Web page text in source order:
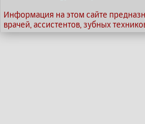
Информация на этом сайте
врачей, ассистентов, зубных